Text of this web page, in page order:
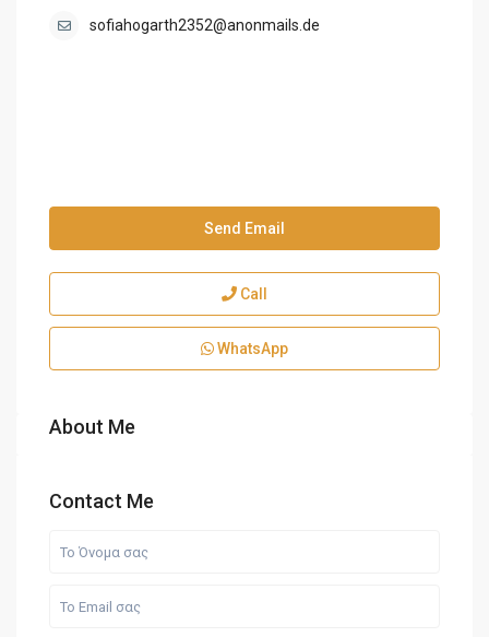
sofiahogarth2352@anonmails.de
Send Email
Call
WhatsApp
About Me
Contact Me